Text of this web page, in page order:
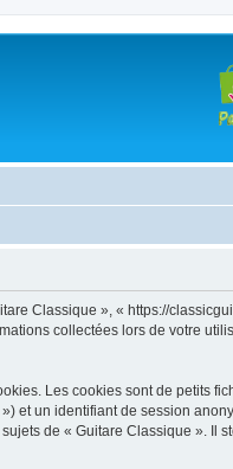
Classique », « https://
collectées lors de votre
Les cookies sont de petits
et un identifiant de session
de « Guitare Classique ». Il